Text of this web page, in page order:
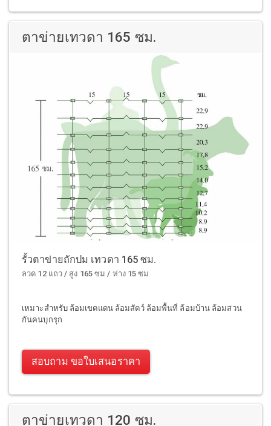
ตาข่ายเทวดา 165 ซม.
รั้วตาข่ายถักปม เทวดา 165 ซม.
ลวด 12 แถว / สูง 165 ซม / ห่าง 15 ซม
เหมาะสำหรับ ล้อมเขตแดน ล้อมสัตว์ ล้อมพื้นที่ ล้อมบ้าน ล้อมสวน
กันคนบุกรุก
สอบถาม ขอใบเสนอราคา
ตาข่ายเทวดา 120 ซม.